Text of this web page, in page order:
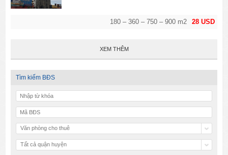
28 USD
180 – 360 – 750 – 900 m2
XEM THÊM
Tìm kiếm BĐS
Văn phòng cho thuê
Tất cả quận huyện